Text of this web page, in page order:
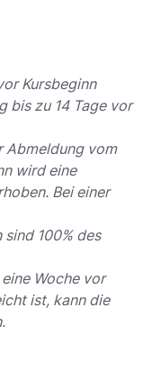
Kursbeginn
bis zu 14 Tage vor
Abmeldung vom
wird eine
Bei einer
100% des
Woche vor
ist, kann die